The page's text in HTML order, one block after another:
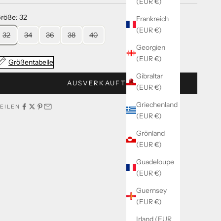
Frankreich
(EUR €)
Georgien
(EUR €)
Gibraltar
(EUR €)
Griechenland
(EUR €)
Grönland
(EUR €)
Guadeloupe
(EUR €)
Guernsey
(EUR €)
Irland (EUR
32
32
34 36 38 40
Größentabelle
AUSVERKAUFT